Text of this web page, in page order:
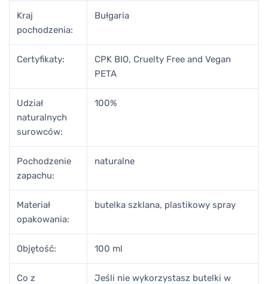
Kraj
pochodzenia:
Bułgaria
Certyfikaty:
CPK BIO, Cruelty Free and Vegan
PETA
Udział
naturalnych
surowców:
100%
Pochodzenie
zapachu:
naturalne
Materiał
opakowania:
butelka szklana, plastikowy spray
Objętość: 100 ml
Co z
Jeśli nie wykorzystasz butelki w